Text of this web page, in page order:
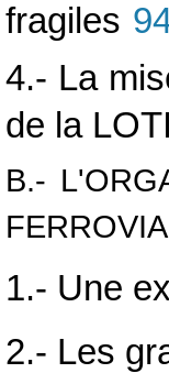
fragiles
4.- La
de la LOTI
B.-
1.- Une
2.- Les